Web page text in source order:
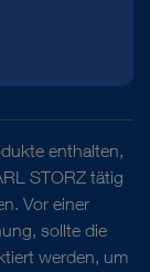
enthalten,
STORZ tätig
Vor einer
sollte die
werden, um